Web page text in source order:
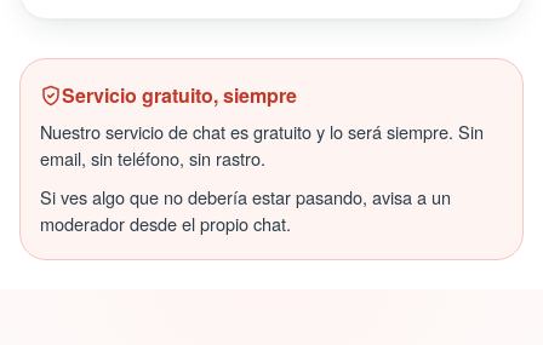
Servicio gratuito, siempre
Nuestro servicio de chat es gratuito y lo será siempre. Sin
email, sin teléfono, sin rastro.
Si ves algo que no debería estar pasando, avisa a un
moderador desde el propio chat.